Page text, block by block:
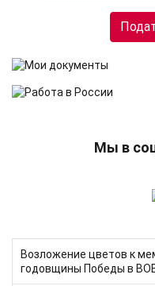
Мы в
Возложение цветов к
годовщины Победы в